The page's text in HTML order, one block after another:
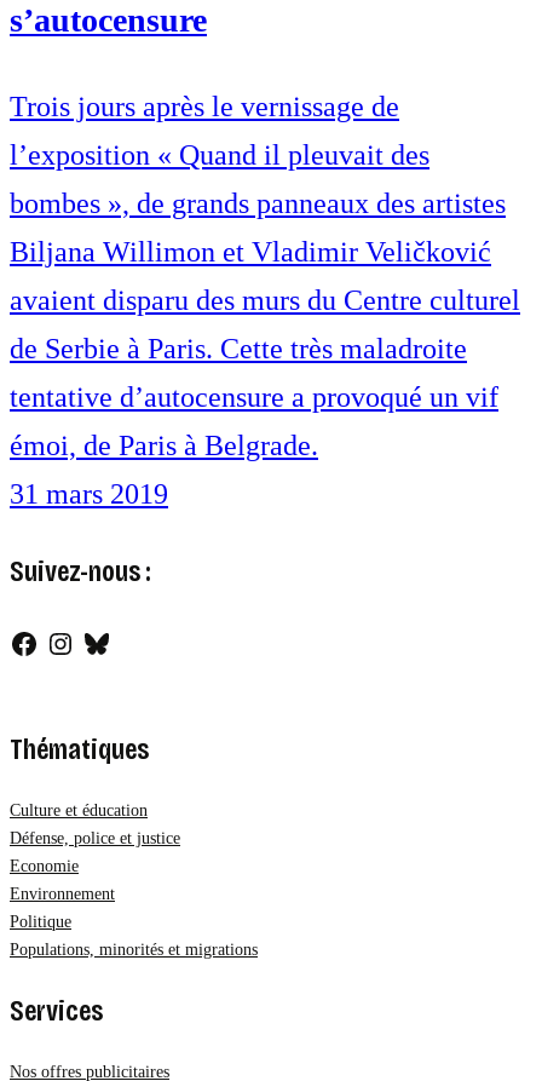
s’autocensure
Trois jours après le vernissage de
l’exposition « Quand il pleuvait des
bombes », de grands panneaux des artistes
Biljana Willimon et Vladimir Veličković
avaient disparu des murs du Centre culturel
de Serbie à Paris. Cette très maladroite
tentative d’autocensure a provoqué un vif
émoi, de Paris à Belgrade.
31 mars 2019
Suivez-nous :
Facebook
Instagram
Bluesky
Thématiques
Culture et éducation
Défense, police et justice
Economie
Environnement
Politique
Populations, minorités et migrations
Services
Nos offres publicitaires